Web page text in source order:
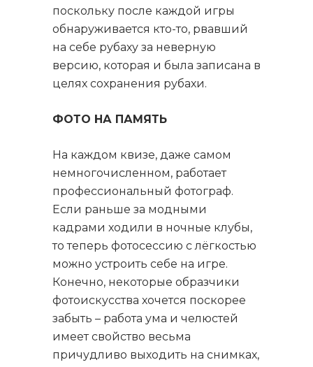
поскольку после каждой игры
обнаруживается кто-то, рвавший
на себе рубаху за неверную
версию, которая и была записана в
целях сохранения рубахи.
ФОТО НА ПАМЯТЬ
На каждом квизе, даже самом
немногочисленном, работает
профессиональный фотограф.
Если раньше за модными
кадрами ходили в ночные клубы,
то теперь фотосессию с лёгкостью
можно устроить себе на игре.
Конечно, некоторые образчики
фотоискусства хочется поскорее
забыть – работа ума и челюстей
имеет свойство весьма
причудливо выходить на снимках,